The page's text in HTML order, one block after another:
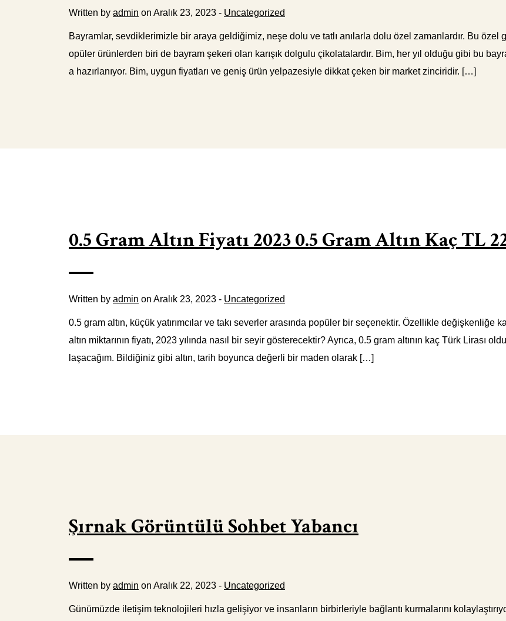
Written by admin on Aralık 23, 2023 - Uncategorized
Bayramlar, sevdiklerimizle bir araya geldiğimiz, neşe dolu ve tatlı anılarla dolu özel zamanlardır. Bu
opüler ürünlerden biri de bayram şekeri olan karışık dolgulu çikolatalardır. Bim, her yıl olduğu gibi bu
a hazırlanıyor. Bim, uygun fiyatları ve geniş ürün yelpazesiyle dikkat çeken bir market zinciridir. […]
0.5 Gram Altın Fiyatı 2023 0.5 Gram Altın Kaç TL
Written by admin on Aralık 23, 2023 - Uncategorized
0.5 gram altın, küçük yatırımcılar ve takı severler arasında popüler bir seçenektir. Özellikle değişkenliğe
altın miktarının fiyatı, 2023 yılında nasıl bir seyir gösterecektir? Ayrıca, 0.5 gram altının kaç Türk
laşacağım. Bildiğiniz gibi altın, tarih boyunca değerli bir maden olarak […]
Şırnak Görüntülü Sohbet Yabancı
Written by admin on Aralık 22, 2023 - Uncategorized
Günümüzde iletişim teknolojileri hızla gelişiyor ve insanların birbirleriyle bağlantı kurmalarını